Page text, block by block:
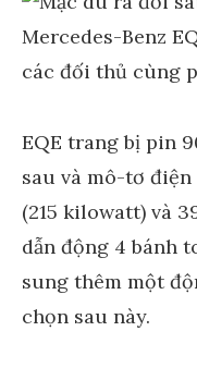
EQE trang bị pin
sau và mô-tơ
(215 kilowatt) và
dẫn động 4 bánh
sung thêm một
chọn sau này.